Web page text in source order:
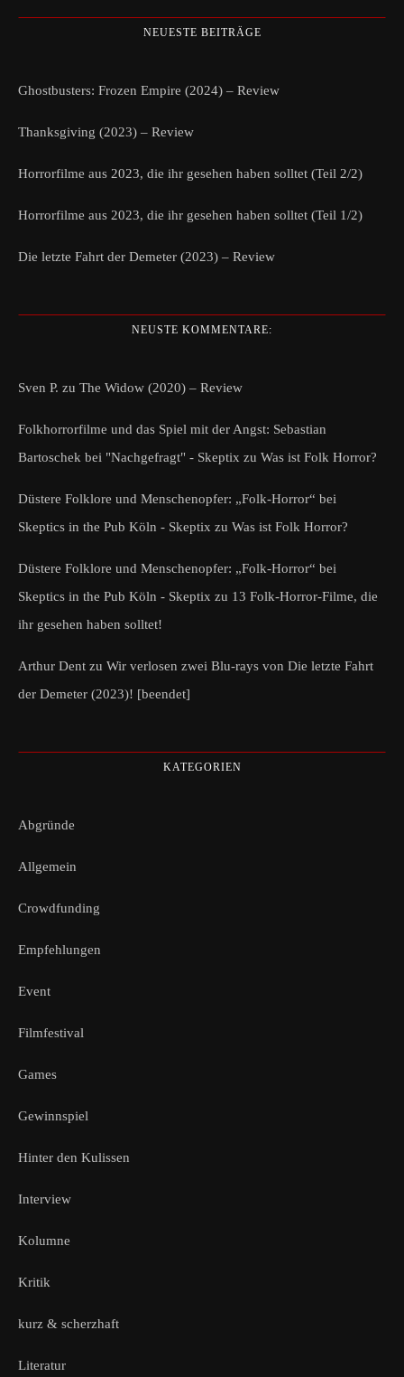
NEUESTE BEITRÄGE
Ghostbusters: Frozen Empire (2024) – Review
Thanksgiving (2023) – Review
Horrorfilme aus 2023, die ihr gesehen haben solltet (Teil 2/2)
Horrorfilme aus 2023, die ihr gesehen haben solltet (Teil 1/2)
Die letzte Fahrt der Demeter (2023) – Review
NEUSTE KOMMENTARE:
Sven P. zu The Widow (2020) – Review
Folkhorrorfilme und das Spiel mit der Angst: Sebastian
Bartoschek bei "Nachgefragt" - Skeptix zu Was ist Folk Horror?
Düstere Folklore und Menschenopfer: „Folk-Horror“ bei
Skeptics in the Pub Köln - Skeptix zu Was ist Folk Horror?
Düstere Folklore und Menschenopfer: „Folk-Horror“ bei
Skeptics in the Pub Köln - Skeptix zu 13 Folk-Horror-Filme, die
ihr gesehen haben solltet!
Arthur Dent zu Wir verlosen zwei Blu-rays von Die letzte Fahrt
der Demeter (2023)! [beendet]
KATEGORIEN
Abgründe
Allgemein
Crowdfunding
Empfehlungen
Event
Filmfestival
Games
Gewinnspiel
Hinter den Kulissen
Interview
Kolumne
Kritik
kurz & scherzhaft
Literatur